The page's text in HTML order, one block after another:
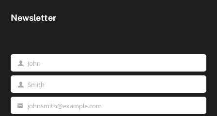
Newsletter
PrénomJohn
Nom Smith
Votrejohnsmith@example.com